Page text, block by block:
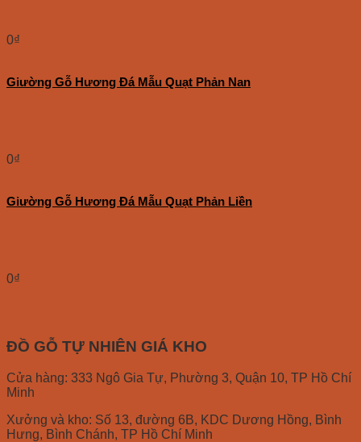
0₫
Giường Gỗ Hương Đá Mẫu Quạt Phản Nan
0₫
Giường Gỗ Hương Đá Mẫu Quạt Phản Liền
0₫
ĐỒ GỖ TỰ NHIÊN GIÁ KHO
Cửa hàng: 333 Ngô Gia Tự, Phường 3, Quận 10, TP Hồ Chí
Minh
Xưởng và kho: Số 13, đường 6B, KDC Dương Hồng, Bình
Hưng, Bình Chánh, TP Hồ Chí Minh